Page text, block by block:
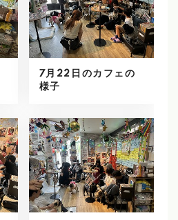
7月22日のカフェの
様子